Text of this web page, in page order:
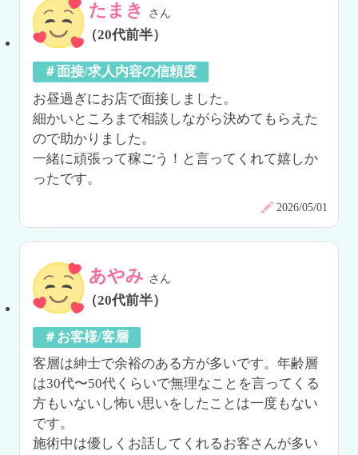
たまき さん
（20代前半）
＃面接/求人内容の信頼度
お昼過ぎにお店で面接しました。
細かいところまで相談しながら決めてもらえた
ので助かりました。
一緒に頑張って稼ごう！と言ってくれて嬉しか
ったです。
2026/05/01
あやみ さん
（20代前半）
＃お客様/客層
客層は紳士で余裕のある方が多いです。年齢層
は30代〜50代くらいで無理なことを言ってくる
方もいないし怖い思いをしたことは一度もない
です。
施術中は優しくお話してくれるお客さんが多い